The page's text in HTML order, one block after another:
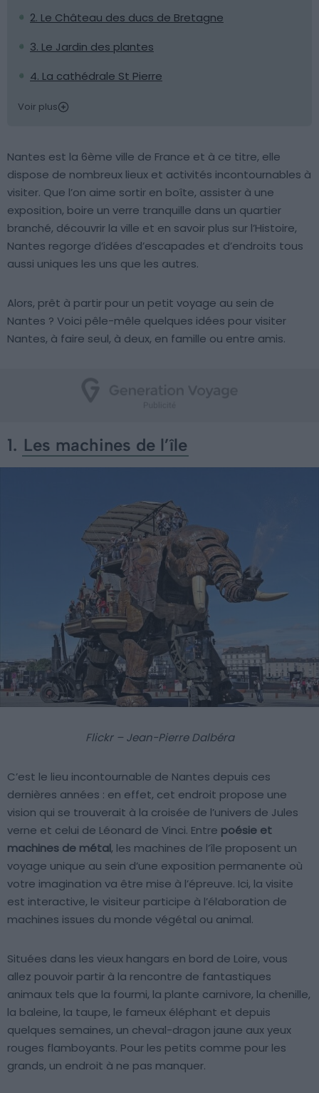
2. Le Château des ducs de Bretagne
3. Le Jardin des plantes
4. La cathédrale St Pierre
Voir plus
Nantes est la 6ème ville de France et à ce titre, elle
dispose de nombreux lieux et activités incontournables à
visiter. Que l’on aime sortir en boîte, assister à une
exposition, boire un verre tranquille dans un quartier
branché, découvrir la ville et en savoir plus sur l’Histoire,
Nantes regorge d’idées d’escapades et d’endroits tous
aussi uniques les uns que les autres.
Alors, prêt à partir pour un petit voyage au sein de
Nantes ? Voici pêle-mêle quelques idées pour visiter
Nantes, à faire seul, à deux, en famille ou entre amis.
1. Les machines de l’île
Flickr – Jean-Pierre Dalbéra
C’est le lieu incontournable de Nantes depuis ces
dernières années : en effet, cet endroit propose une
vision qui se trouverait à la croisée de l’univers de Jules
verne et celui de Léonard de Vinci. Entre poésie et
machines de métal, les machines de l’île proposent un
voyage unique au sein d’une exposition permanente où
votre imagination va être mise à l’épreuve. Ici, la visite
est interactive, le visiteur participe à l’élaboration de
machines issues du monde végétal ou animal.
Situées dans les vieux hangars en bord de Loire, vous
allez pouvoir partir à la rencontre de fantastiques
animaux tels que la fourmi, la plante carnivore, la chenille,
la baleine, la taupe, le fameux éléphant et depuis
quelques semaines, un cheval-dragon jaune aux yeux
rouges flamboyants. Pour les petits comme pour les
grands, un endroit à ne pas manquer.